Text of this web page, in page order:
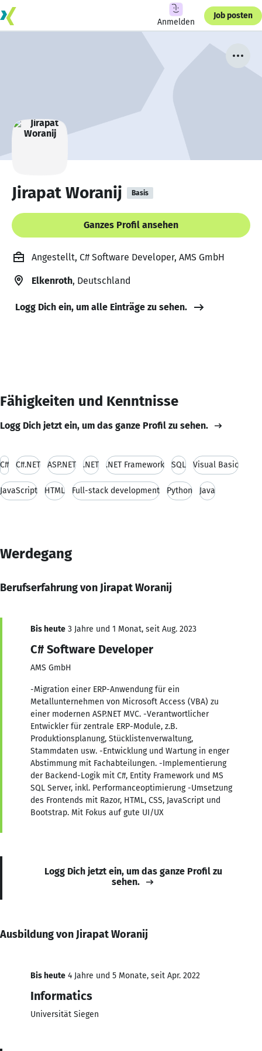
Anmelden
Job posten
Jirapat Woranij Basis
Ganzes Profil ansehen
Angestellt, C# Software Developer, AMS GmbH
Elkenroth, Deutschland
Logg Dich ein, um alle Einträge zu sehen.
Fähigkeiten und Kenntnisse
Logg Dich jetzt ein, um das ganze Profil zu sehen.
C# C#.NET ASP.NET .NET .NET Framework SQL Visual Basic
JavaScript HTML Full-stack development Python Java
Werdegang
Berufserfahrung von Jirapat Woranij
Bis heute 3 Jahre und 1 Monat, seit Aug. 2023
C# Software Developer
AMS GmbH
-Migration einer ERP-Anwendung für ein
Metallunternehmen von Microsoft Access (VBA) zu
einer modernen ASP.NET MVC. -Verantwortlicher
Entwickler für zentrale ERP-Module, z.B.
Produktionsplanung, Stücklistenverwaltung,
Stammdaten usw. -Entwicklung und Wartung in enger
Abstimmung mit Fachabteilungen. -Implementierung
der Backend-Logik mit C#, Entity Framework und MS
SQL Server, inkl. Performanceoptimierung -Umsetzung
des Frontends mit Razor, HTML, CSS, JavaScript und
Bootstrap. Mit Fokus auf gute UI/UX
Logg Dich jetzt ein, um das ganze Profil zu
sehen.
Ausbildung von Jirapat Woranij
Bis heute 4 Jahre und 5 Monate, seit Apr. 2022
Informatics
Universität Siegen